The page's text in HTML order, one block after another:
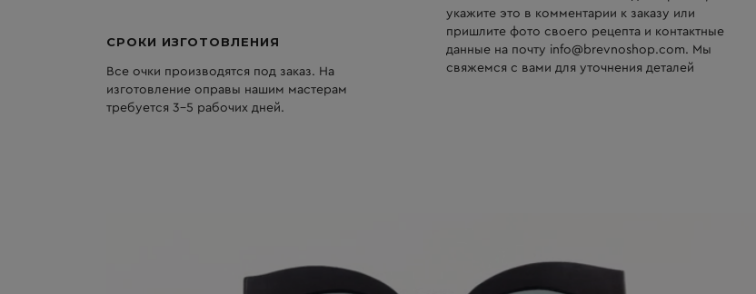
СРОКИ ИЗГОТОВЛЕНИЯ
Все очки производятся под заказ. На
изготовление оправы нашим мастерам
требуется 3-5 рабочих дней.
укажите это в комментарии к заказу или
пришлите фото своего рецепта и контактные
данные на почту info@brevnoshop.com. Мы
свяжемся с вами для уточнения деталей